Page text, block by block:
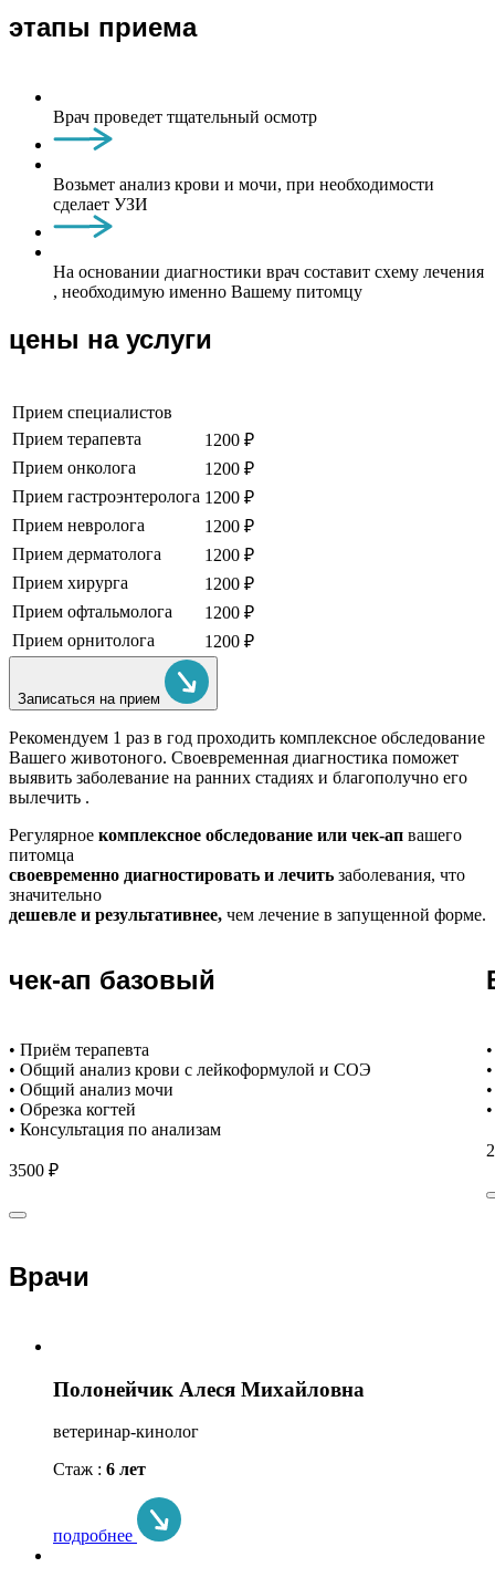
этапы приема
Врач проведет тщательный осмотр
Возьмет анализ крови и мочи, при необходимости
сделает УЗИ
На основании диагностики врач составит схему лечения
, необходимую именно Вашему питомцу
цены на услуги
Прием специалистов
Прием терапевта
1200 ₽
Прием онколога
1200 ₽
Прием гастроэнтеролога 1200 ₽
Прием невролога
1200 ₽
Прием дерматолога
1200 ₽
Прием хирурга
1200 ₽
Прием офтальмолога
1200 ₽
Прием орнитолога
1200 ₽
Записаться на прием
Рекомендуем 1 раз в год проходить комплексное обследование
Вашего животоного. Своевременная диагностика поможет
выявить заболевание на ранних стадиях и благополучно его
вылечить .
Регулярное комплексное обследование или чек-ап вашего
питомца
своевременно диагностировать и лечить заболевания, что
значительно
дешевле и результативнее, чем лечение в запущенной форме.
чек-ап базовый
• Приём терапевта
• Общий анализ крови с лейкоформулой и СОЭ
• Общий анализ мочи
• Обрезка когтей
• Консультация по анализам
3500 ₽
Врачи
Полонейчик Алеся Михайловна
ветеринар-кинолог
Стаж : 6 лет
подробнее